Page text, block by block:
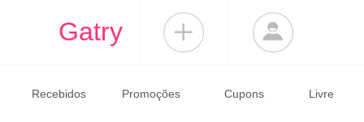
Gatry
Recebidos Promoções Cupons Livre